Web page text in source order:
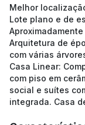
Melhor
Lote plano e de
Arquitetura de
com várias
Casa Linear:
com piso em
social e suítes
integrada. Casa